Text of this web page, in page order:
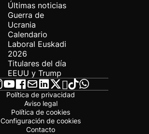
Últimas noticias
Guerra de
Ucrania
Calendario
Laboral Euskadi
2026
Titulares del día
EEUU y Trump
Política de privacidad
Aviso legal
Política de cookies
Configuración de cookies
Contacto